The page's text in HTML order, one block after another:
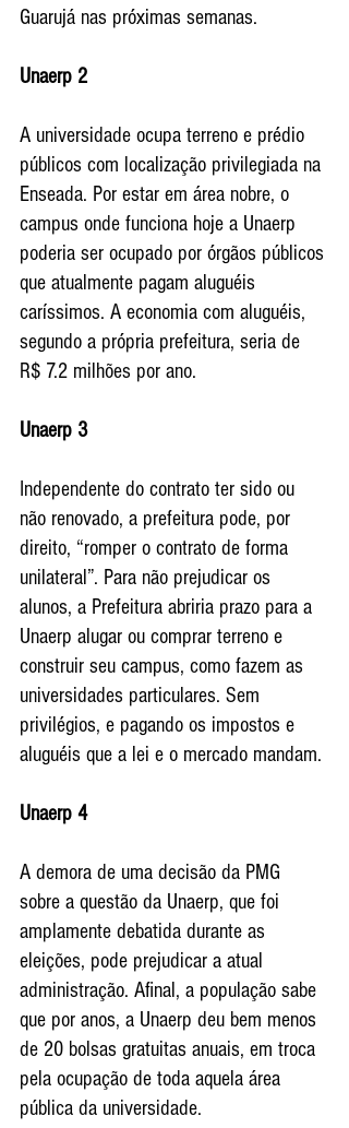
Guarujá nas próximas semanas.
Unaerp 2
A universidade ocupa terreno e prédio
públicos com localização privilegiada na
Enseada. Por estar em área nobre, o
campus onde funciona hoje a Unaerp
poderia ser ocupado por órgãos públicos
que atualmente pagam aluguéis
caríssimos. A economia com aluguéis,
segundo a própria prefeitura, seria de
R$ 7.2 milhões por ano.
Unaerp 3
Independente do contrato ter sido ou
não renovado, a prefeitura pode, por
direito, “romper o contrato de forma
unilateral”. Para não prejudicar os
alunos, a Prefeitura abriria prazo para a
Unaerp alugar ou comprar terreno e
construir seu campus, como fazem as
universidades particulares. Sem
privilégios, e pagando os impostos e
aluguéis que a lei e o mercado mandam.
Unaerp 4
A demora de uma decisão da PMG
sobre a questão da Unaerp, que foi
amplamente debatida durante as
eleições, pode prejudicar a atual
administração. Afinal, a população sabe
que por anos, a Unaerp deu bem menos
de 20 bolsas gratuitas anuais, em troca
pela ocupação de toda aquela área
pública da universidade.